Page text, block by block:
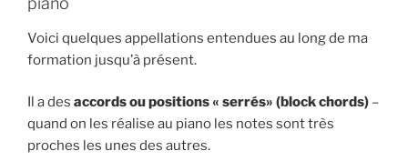
Voici quelques appellations entendues au long de ma
formation jusqu’à présent.
Il a des accords ou positions « serrés» (block chords) –
quand on les réalise au piano les notes sont très
proches les unes des autres.